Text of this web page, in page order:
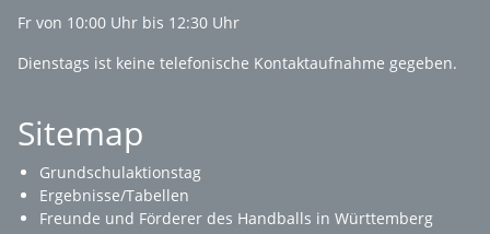
Fr von 10:00 Uhr bis 12:30 Uhr
Dienstags ist keine telefonische Kontaktaufnahme gegeben.
Sitemap
Grundschulaktionstag
Ergebnisse/Tabellen
Freunde und Förderer des Handballs in Württemberg